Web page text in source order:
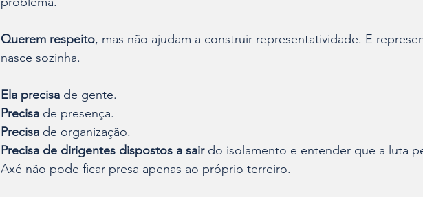
Querem respeito, mas não ajudam a construir representatividade. E
nasce sozinha.
Ela precisa de gente.
Precisa de presença.
Precisa de organização.
Precisa de dirigentes dispostos a sair do isolamento e entender que a luta
Axé não pode ficar presa apenas ao próprio terreiro.